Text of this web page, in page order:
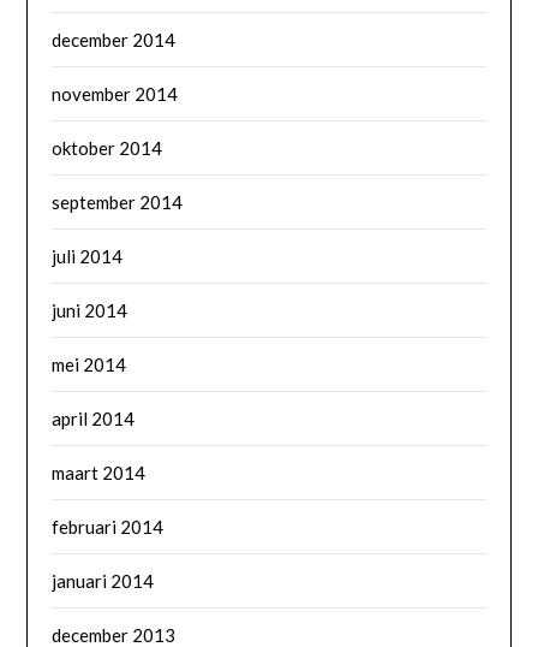
december 2014
november 2014
oktober 2014
september 2014
juli 2014
juni 2014
mei 2014
april 2014
maart 2014
februari 2014
januari 2014
december 2013